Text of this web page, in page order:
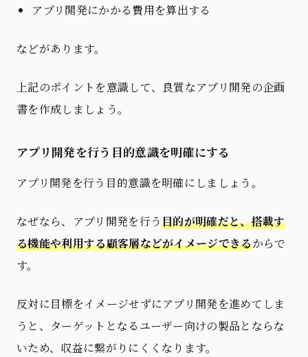
アプリ開発にかかる費用を算出する
などがあります。
上記のポイントを意識して、良質なアプリ開発の企画
書を作成しましょう。
アプリ開発を行う目的意識を明確にする
アプリ開発を行う目的意識を明確にしましょう。
なぜなら、アプリ開発を行う目的が明確だと、搭載す
る機能や利用する顧客層などがイメージできるからで
す。
反対に目標をイメージせずにアプリ開発を進めてしま
うと、ターゲットとなるユーザー向けの製品とならな
いため、収益に繋がりにくくなります。